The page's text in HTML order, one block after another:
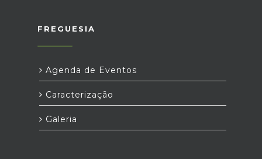
FREGUESIA
Agenda de Eventos
Caracterização
Galeria